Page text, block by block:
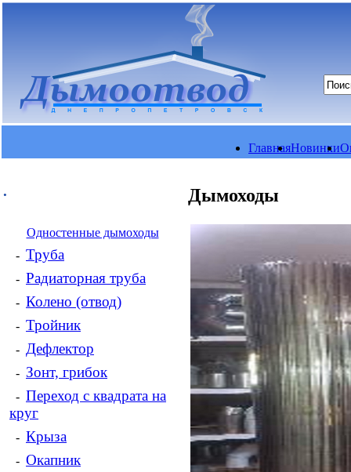
ГлавнаяНовинки
.
Одностенные дымоходы
- Труба
- Радиаторная труба
- Колено (отвод)
- Тройник
- Дефлектор
- Зонт, грибок
- Переход с квадрата на
круг
- Крыза
- Окапник
Дымоходы